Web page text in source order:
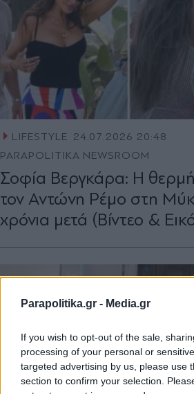
Parapolitika.gr - Media.gr
If you wish to opt-out of the sale,
processing of your personal or
targeted advertising by us, please use
section to confirm your selection.
LIFESTYLE
24.07.2026 20:48
PARAPOLITIKA NEWSROOM
Σοφία Βεργκάρα: Η
τον Αντώνη Ρέμο στη
χρόνια μετά (Βίντεο &